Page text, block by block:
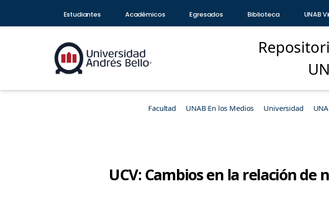
Estudiantes Académicos Egresados Biblioteca UNAB
Facultad UNAB En los Medios Universidad
UCV: Cambios en la relación de